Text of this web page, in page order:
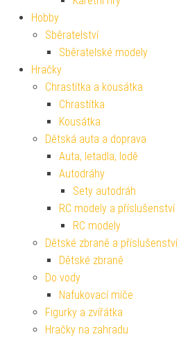
Hobby
Sběratelství
Sběratelské modely
Hračky
Chrastítka a kousátka
Chrastítka
Kousátka
Dětská auta a doprava
Auta, letadla, lodě
Autodráhy
Sety autodráh
RC modely a příslušenství
RC modely
Dětské zbraně a příslušenství
Dětské zbraně
Do vody
Nafukovací míče
Figurky a zvířátka
Hračky na zahradu